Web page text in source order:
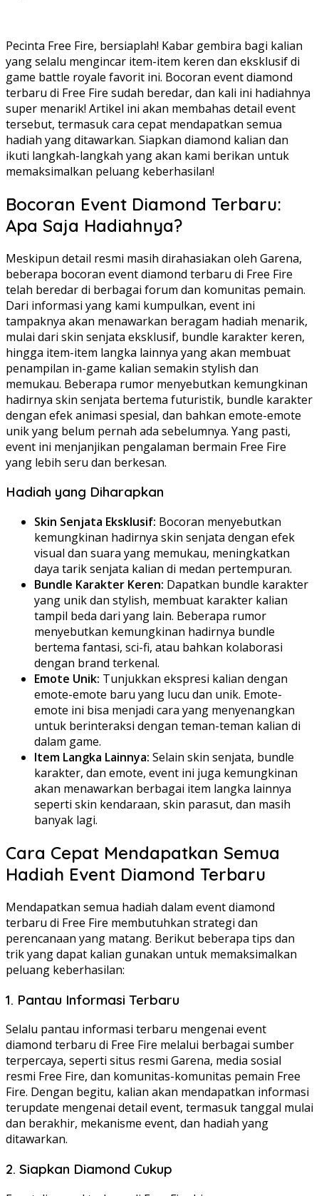
Pecinta Free Fire, bersiaplah! Kabar gembira bagi kalian
yang selalu mengincar item-item keren dan eksklusif di
game battle royale favorit ini. Bocoran event diamond
terbaru di Free Fire sudah beredar, dan kali ini hadiahnya
super menarik! Artikel ini akan membahas detail event
tersebut, termasuk cara cepat mendapatkan semua
hadiah yang ditawarkan. Siapkan diamond kalian dan
ikuti langkah-langkah yang akan kami berikan untuk
memaksimalkan peluang keberhasilan!
Bocoran Event Diamond Terbaru:
Apa Saja Hadiahnya?
Meskipun detail resmi masih dirahasiakan oleh Garena,
beberapa bocoran event diamond terbaru di Free Fire
telah beredar di berbagai forum dan komunitas pemain.
Dari informasi yang kami kumpulkan, event ini
tampaknya akan menawarkan beragam hadiah menarik,
mulai dari skin senjata eksklusif, bundle karakter keren,
hingga item-item langka lainnya yang akan membuat
penampilan in-game kalian semakin stylish dan
memukau. Beberapa rumor menyebutkan kemungkinan
hadirnya skin senjata bertema futuristik, bundle karakter
dengan efek animasi spesial, dan bahkan emote-emote
unik yang belum pernah ada sebelumnya. Yang pasti,
event ini menjanjikan pengalaman bermain Free Fire
yang lebih seru dan berkesan.
Hadiah yang Diharapkan
Skin Senjata Eksklusif: Bocoran menyebutkan
kemungkinan hadirnya skin senjata dengan efek
visual dan suara yang memukau, meningkatkan
daya tarik senjata kalian di medan pertempuran.
Bundle Karakter Keren: Dapatkan bundle karakter
yang unik dan stylish, membuat karakter kalian
tampil beda dari yang lain. Beberapa rumor
menyebutkan kemungkinan hadirnya bundle
bertema fantasi, sci-fi, atau bahkan kolaborasi
dengan brand terkenal.
Emote Unik: Tunjukkan ekspresi kalian dengan
emote-emote baru yang lucu dan unik. Emote-
emote ini bisa menjadi cara yang menyenangkan
untuk berinteraksi dengan teman-teman kalian di
dalam game.
Item Langka Lainnya: Selain skin senjata, bundle
karakter, dan emote, event ini juga kemungkinan
akan menawarkan berbagai item langka lainnya
seperti skin kendaraan, skin parasut, dan masih
banyak lagi.
Cara Cepat Mendapatkan Semua
Hadiah Event Diamond Terbaru
Mendapatkan semua hadiah dalam event diamond
terbaru di Free Fire membutuhkan strategi dan
perencanaan yang matang. Berikut beberapa tips dan
trik yang dapat kalian gunakan untuk memaksimalkan
peluang keberhasilan:
1. Pantau Informasi Terbaru
Selalu pantau informasi terbaru mengenai event
diamond terbaru di Free Fire melalui berbagai sumber
terpercaya, seperti situs resmi Garena, media sosial
resmi Free Fire, dan komunitas-komunitas pemain Free
Fire. Dengan begitu, kalian akan mendapatkan informasi
terupdate mengenai detail event, termasuk tanggal mulai
dan berakhir, mekanisme event, dan hadiah yang
ditawarkan.
2. Siapkan Diamond Cukup